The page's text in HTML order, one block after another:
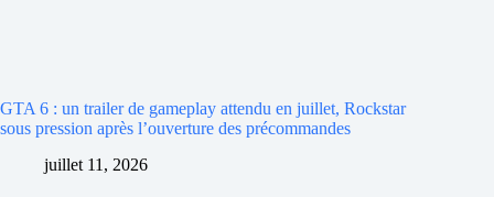
GTA 6 : un trailer de gameplay attendu en juillet, Rockstar
sous pression après l’ouverture des précommandes
juillet 11, 2026